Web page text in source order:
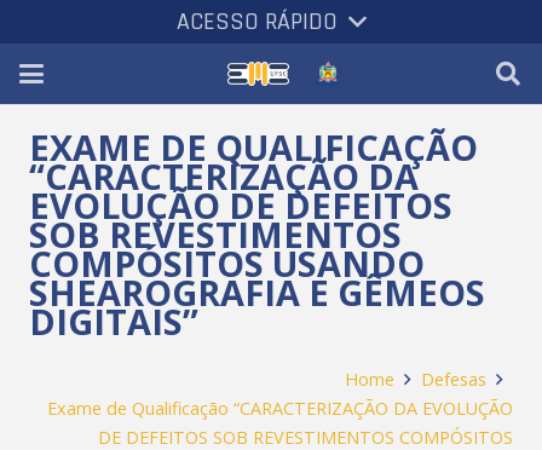
ACESSO RÁPIDO
EXAME DE QUALIFICAÇÃO
“CARACTERIZAÇÃO DA
EVOLUÇÃO DE DEFEITOS
SOB REVESTIMENTOS
COMPÓSITOS USANDO
SHEAROGRAFIA E GÊMEOS
DIGITAIS”
Home
Defesas
Exame de Qualificação “CARACTERIZAÇÃO DA EVOLUÇÃO
DE DEFEITOS SOB REVESTIMENTOS COMPÓSITOS